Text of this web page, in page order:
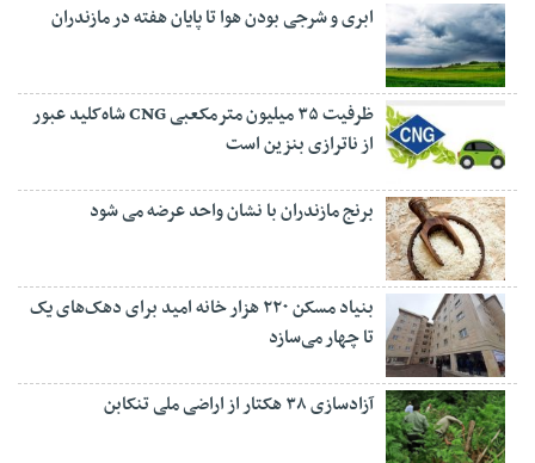
ابری و شرجی بودن هوا تا پایان هفته در مازندران
ظرفیت ۳۵ میلیون مترمکعبی CNG شاه‌کلید عبور
از ناترازی بنزین است
برنج مازندران با نشان واحد عرضه می شود
بنیاد مسکن ۲۲۰ هزار خانه امید برای دهک‌های یک
تا چهار می‌سازد
آزادسازی ۳۸ هکتار از اراضی ملی تنکابن